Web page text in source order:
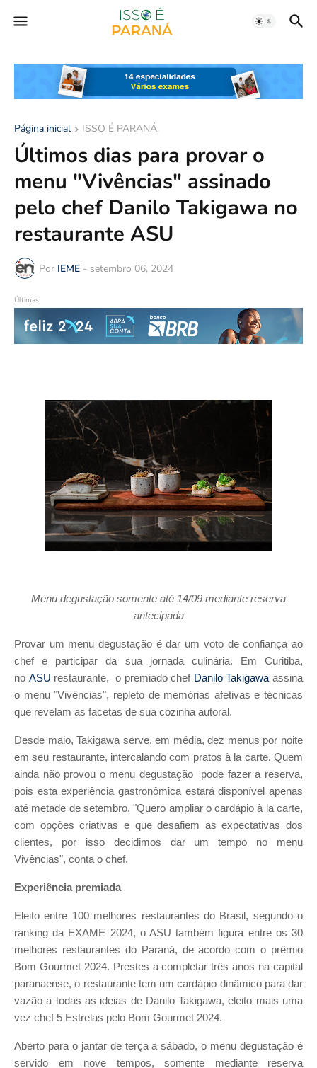
Página inicial ISSO É PARANÁ.
Últimos dias para provar o
menu "Vivências" assinado
pelo chef Danilo Takigawa no
restaurante ASU
Por IEME - setembro 06, 2024
Últimas
Menu degustação somente até 14/09 mediante reserva
antecipada
Provar um menu degustação é dar um voto de confiança ao
chef e participar da sua jornada culinária. Em Curitiba,
no ASU restaurante, o premiado chef Danilo Takigawa assina
o menu "Vivências", repleto de memórias afetivas e técnicas
que revelam as facetas de sua cozinha autoral.
Desde maio, Takigawa serve, em média, dez menus por noite
em seu restaurante, intercalando com pratos à la carte. Quem
ainda não provou o menu degustação pode fazer a reserva,
pois esta experiência gastronômica estará disponível apenas
até metade de setembro. "Quero ampliar o cardápio à la carte,
com opções criativas e que desafiem as expectativas dos
clientes, por isso decidimos dar um tempo no menu
Vivências", conta o chef.
Experiência premiada
Eleito entre 100 melhores restaurantes do Brasil, segundo o
ranking da EXAME 2024, o ASU também figura entre os 30
melhores restaurantes do Paraná, de acordo com o prêmio
Bom Gourmet 2024. Prestes a completar três anos na capital
paranaense, o restaurante tem um cardápio dinâmico para dar
vazão a todas as ideias de Danilo Takigawa, eleito mais uma
vez chef 5 Estrelas pelo Bom Gourmet 2024.
Aberto para o jantar de terça a sábado, o menu degustação é
servido em nove tempos, somente mediante reserva